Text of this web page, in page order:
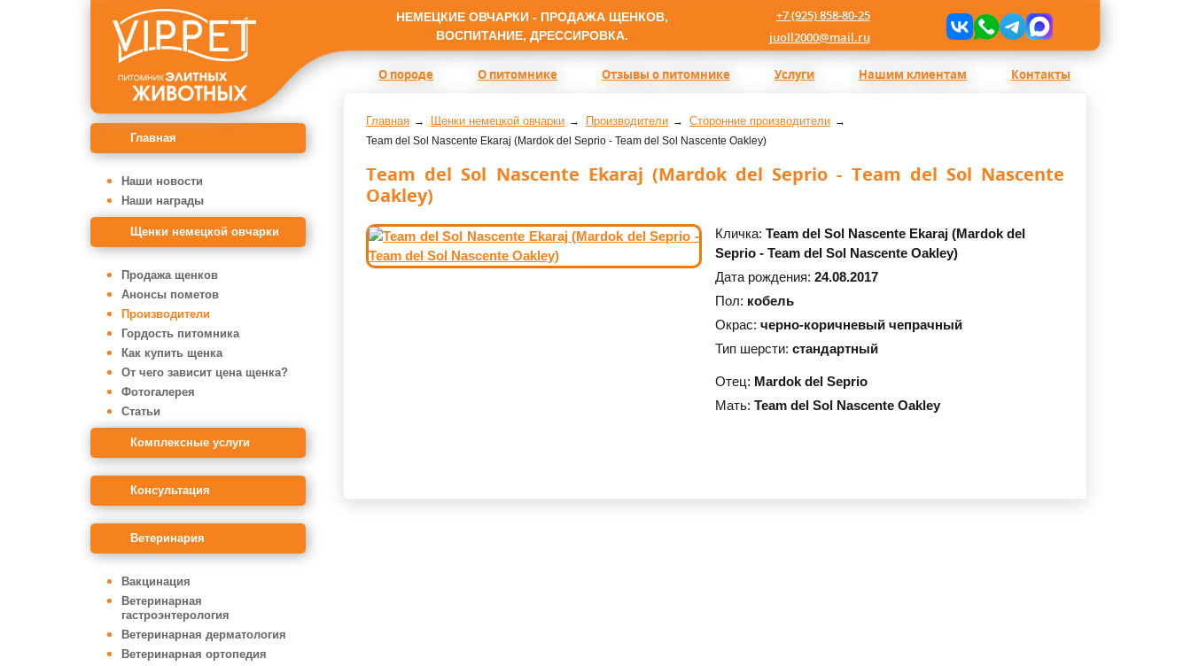
НЕМЕЦКИЕ ОВЧАРКИ - ПРОДАЖА ЩЕНКОВ,
ВОСПИТАНИЕ, ДРЕССИРОВКА.
+7 (925) 858-80-25
juoll2000@mail.ru
О породе О питомнике Отзывы о питомнике Услуги Нашим клиентам Контакты
Главная
Наши новости
Наши награды
Щенки немецкой овчарки
Продажа щенков
Анонсы пометов
Производители
Гордость питомника
Как купить щенка
От чего зависит цена щенка?
Фотогалерея
Статьи
Комплексные услуги
Консультация
Ветеринария
Вакцинация
Ветеринарная
гастроэнтерология
Ветеринарная дерматология
Ветеринарная ортопедия
Главная Щенки немецкой овчарки Производители Сторонние производители
Team del Sol Nascente Ekaraj (Mardok del Seprio - Team del Sol Nascente Oakley)
Team del Sol Nascente Ekaraj (Mardok del Seprio - Team del Sol Nascente
Oakley)
Кличка: Team del Sol Nascente Ekaraj (Mardok del
Seprio - Team del Sol Nascente Oakley)
Дата рождения: 24.08.2017
Пол: кобель
Окрас: черно-коричневый чепрачный
Тип шерсти: стандартный
Отец: Mardok del Seprio
Мать: Team del Sol Nascente Oakley